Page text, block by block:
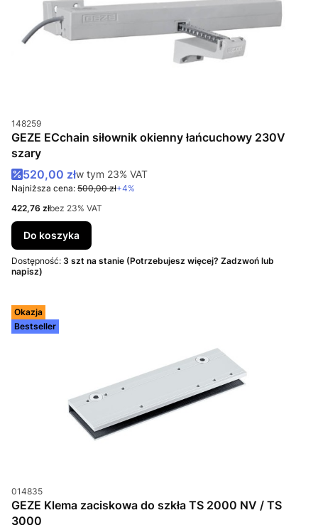
Kod produktu
148259
GEZE ECchain siłownik okienny łańcuchowy 230V
szary
Cena promocyjna brutto
520,00 złw tym %s VAT
w tym 23% VAT
Najniższa cena: 500,00 zł+4%
Cena netto
422,76 złbez 23% VAT
Do koszyka
Dostępność: 3 szt na stanie (Potrzebujesz więcej? Zadzwoń lub
napisz)
Okazja
Bestseller
Kod produktu
014835
GEZE Klema zaciskowa do szkła TS 2000 NV / TS
3000